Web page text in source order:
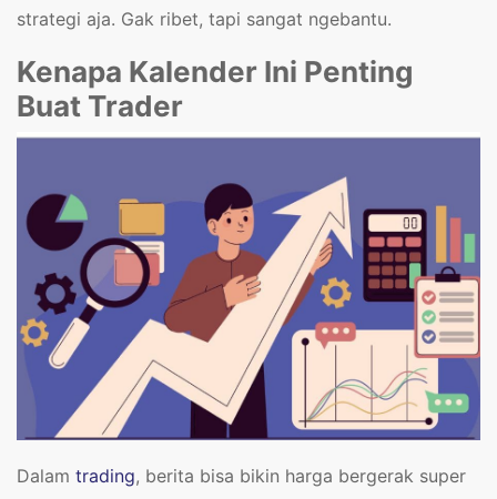
strategi aja. Gak ribet, tapi sangat ngebantu.
Kenapa Kalender Ini Penting
Buat Trader
Dalam trading, berita bisa bikin harga bergerak super